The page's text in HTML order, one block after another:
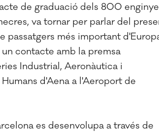
de graduació dels 800
va tornar per parlar del
passatgers més important
contacte amb la premsa
Industrial, Aeronàutica i
d'Aena a l'Aeroport de
es desenvolupa a través de